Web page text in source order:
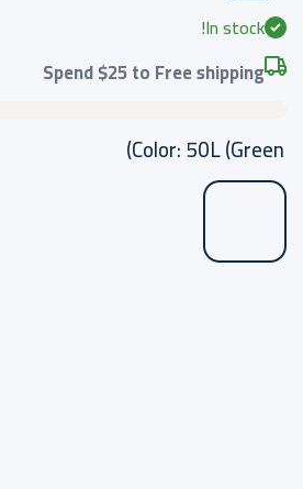
In stock!
Spend$25to Free shipping
Color:50L (Green)